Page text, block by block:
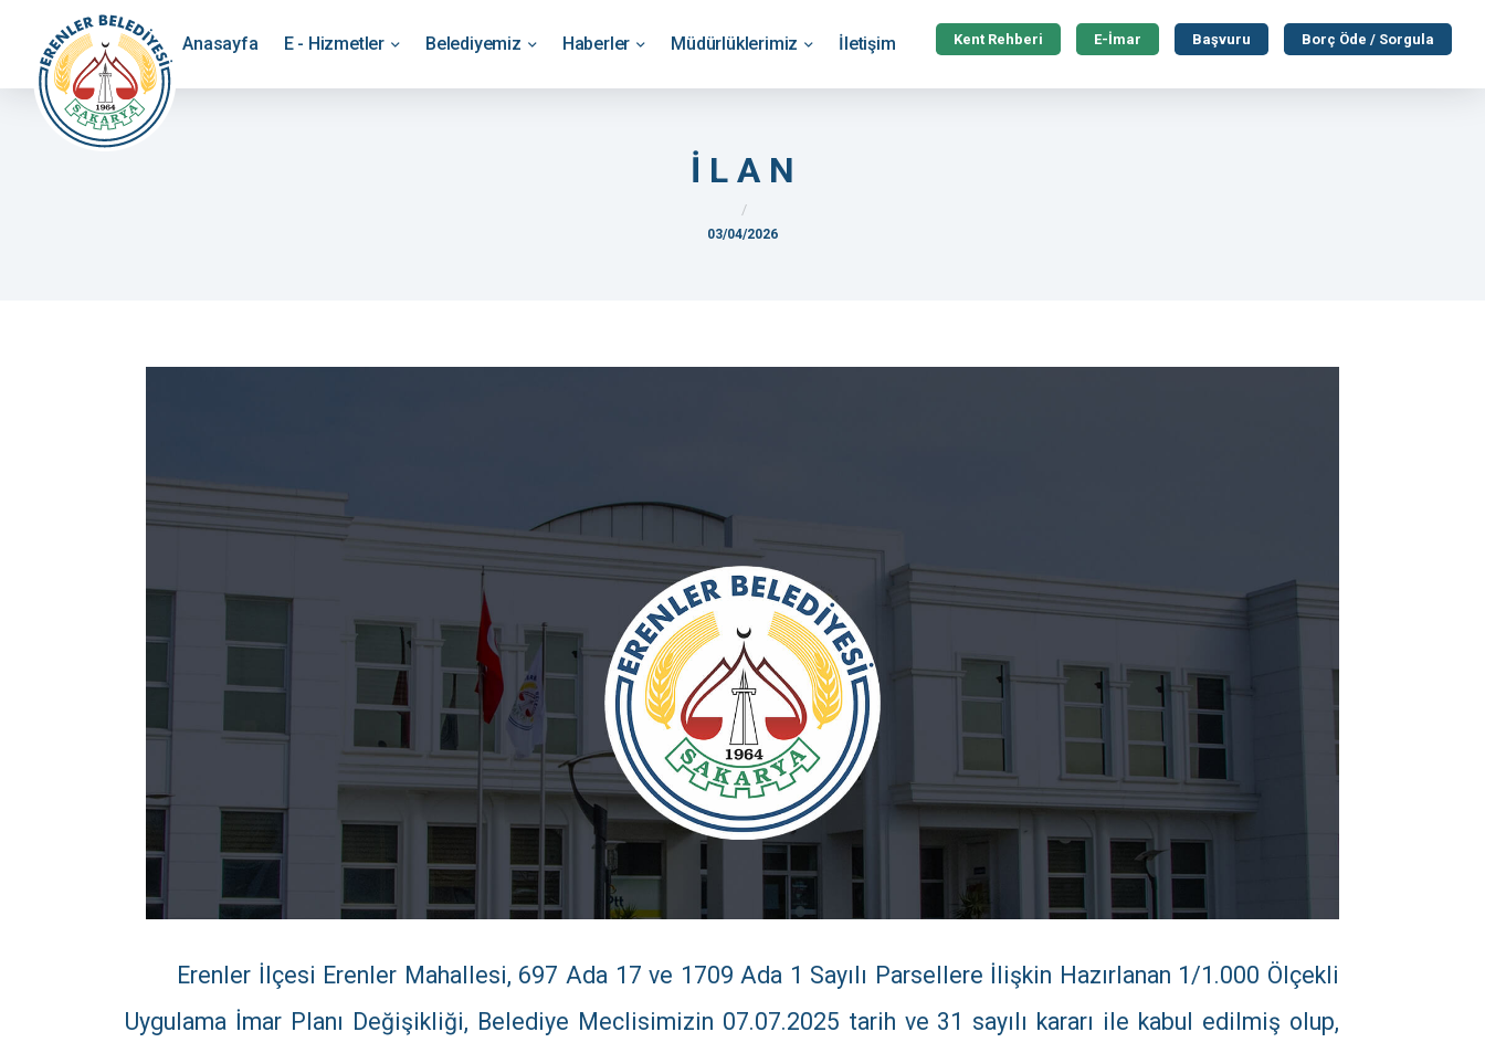
Anasayfa E - Hizmetler Belediyemiz Haberler Müdürlüklerimiz İletişim Kent Rehberi E-İmar Başvuru Borç Öde / Sorgula
İ L A N
03/04/2026
Erenler İlçesi Erenler Mahallesi, 697 Ada 17 ve 1709 Ada 1 Sayılı Parsellere İlişkin Hazırlanan 1/1.000 Ölçekli
Uygulama İmar Planı Değişikliği, Belediye Meclisimizin 07.07.2025 tarih ve 31 sayılı kararı ile kabul edilmiş olup,